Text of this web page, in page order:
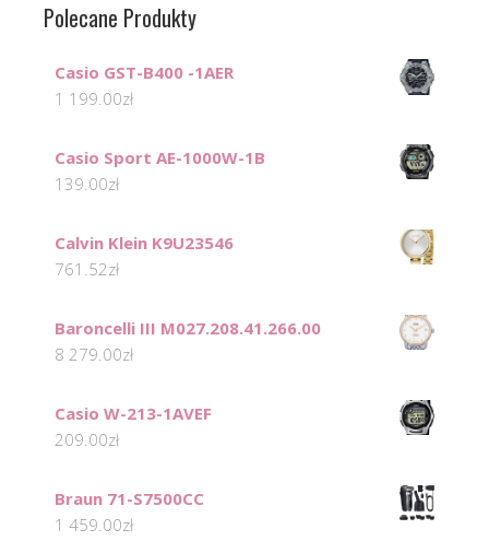
Polecane Produkty
Casio GST-B400 -1AER
1 199.00zł
Casio Sport AE-1000W-1B
139.00zł
Calvin Klein K9U23546
761.52zł
Baroncelli III M027.208.41.266.00
8 279.00zł
Casio W-213-1AVEF
209.00zł
Braun 71-S7500CC
1 459.00zł